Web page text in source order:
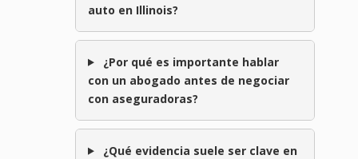
auto en Illinois?
¿Por qué es importante hablar
con un abogado antes de negociar
con aseguradoras?
¿Qué evidencia suele ser clave en